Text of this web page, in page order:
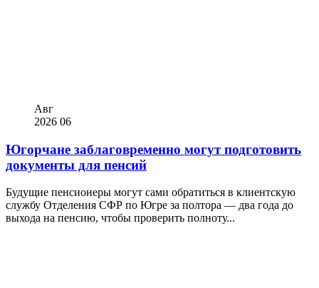
Авг
2026 06
Югорчане заблаговременно могут подготовить
документы для пенсий
Будущие пенсионеры могут сами обратиться в клиентскую
службу Отделения СФР по Югре за полтора — два года до
выхода на пенсию, чтобы проверить полноту...